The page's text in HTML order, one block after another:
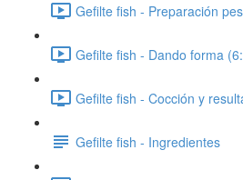
Gefilte fish - Preparación
Gefilte fish - Dando forma
Gefilte fish - Cocción y
Gefilte fish - Ingredientes